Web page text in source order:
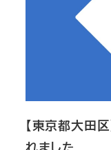
【東京都大田